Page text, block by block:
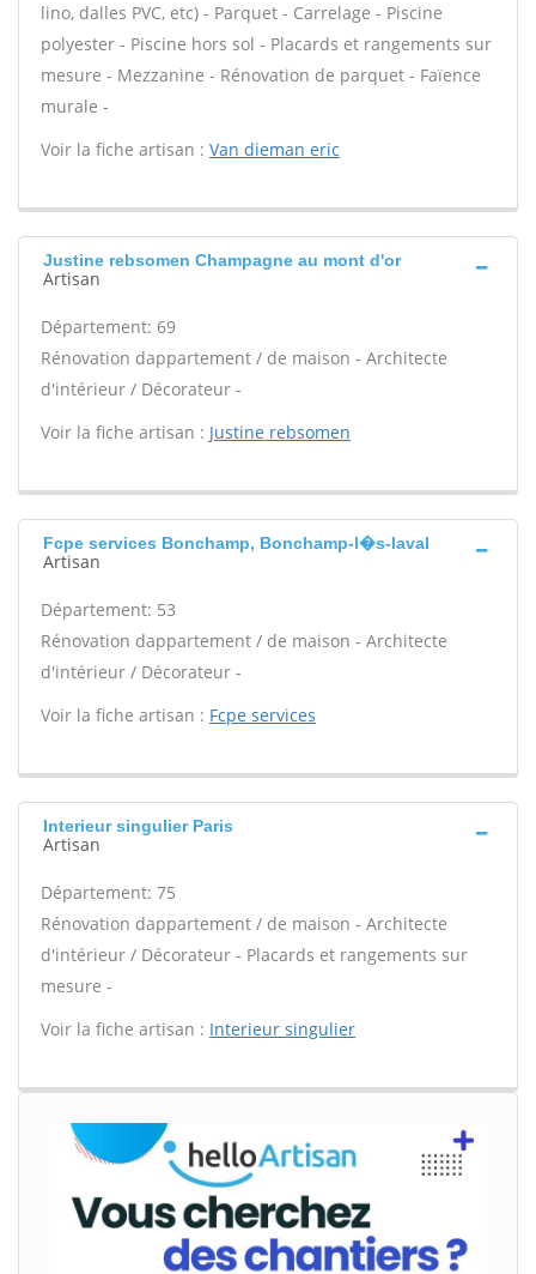
lino, dalles PVC, etc) - Parquet - Carrelage - Piscine
polyester - Piscine hors sol - Placards et rangements sur
mesure - Mezzanine - Rénovation de parquet - Faïence
murale -
Voir la fiche artisan : Van dieman eric
Justine rebsomen Champagne au mont d'or
Artisan
Département: 69
Rénovation dappartement / de maison - Architecte
d'intérieur / Décorateur -
Voir la fiche artisan : Justine rebsomen
Fcpe services Bonchamp, Bonchamp-l�s-laval
Artisan
Département: 53
Rénovation dappartement / de maison - Architecte
d'intérieur / Décorateur -
Voir la fiche artisan : Fcpe services
Interieur singulier Paris
Artisan
Département: 75
Rénovation dappartement / de maison - Architecte
d'intérieur / Décorateur - Placards et rangements sur
mesure -
Voir la fiche artisan : Interieur singulier